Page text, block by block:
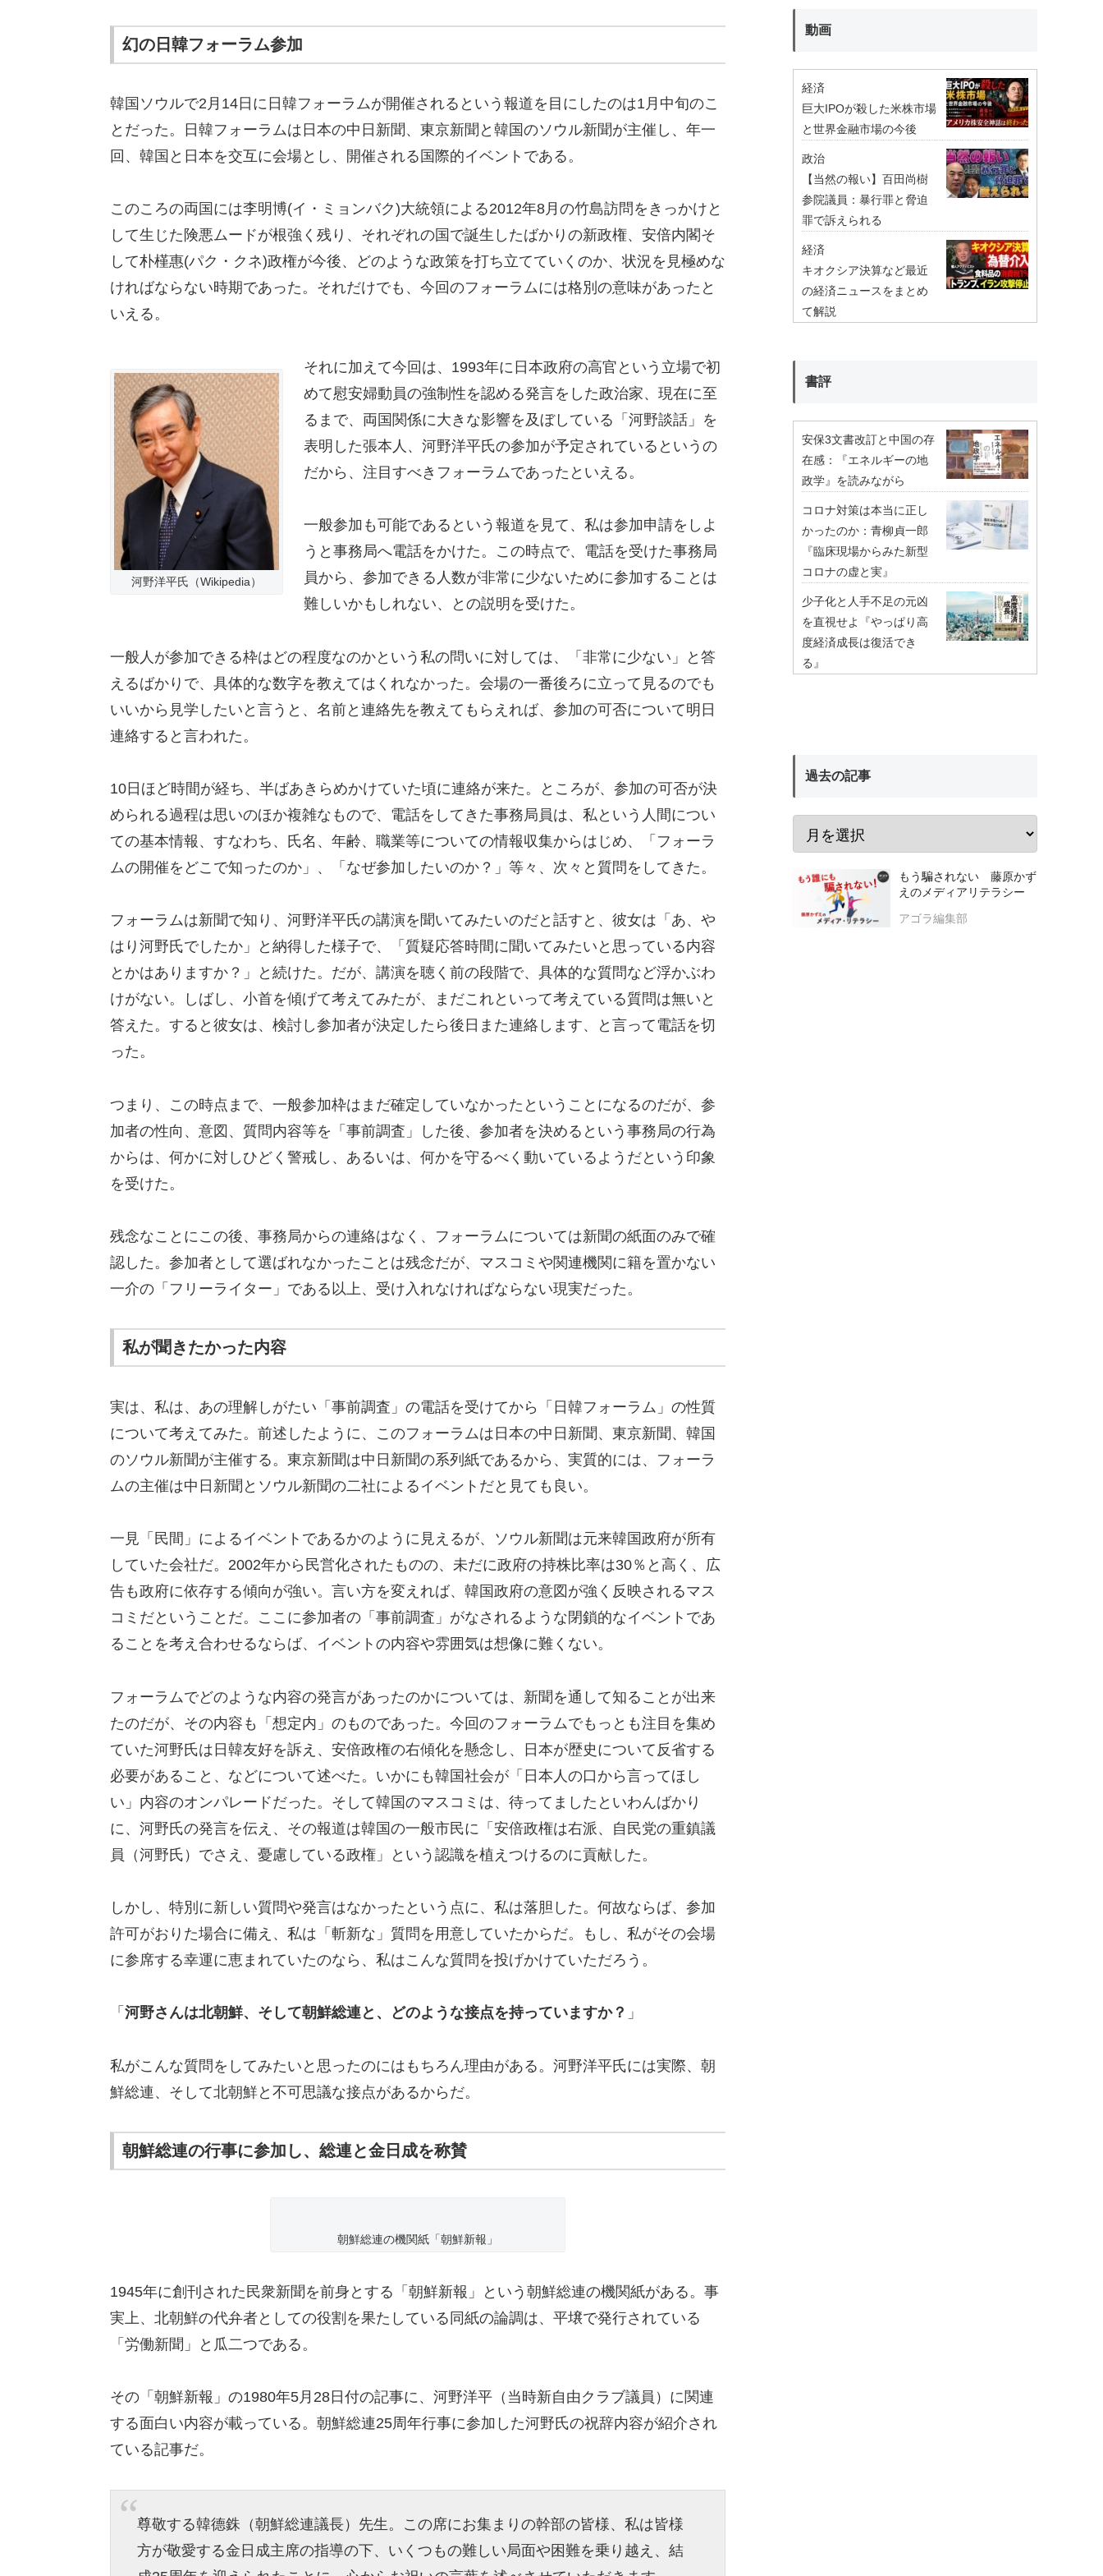
幻の日韓フォーラム参加
韓国ソウルで2月14日に日韓フォーラムが開催されるという報道を目にしたのは1月中旬のこ
とだった。日韓フォーラムは日本の中日新聞、東京新聞と韓国のソウル新聞が主催し、年一
回、韓国と日本を交互に会場とし、開催される国際的イベントである。
このころの両国には李明博(イ・ミョンバク)大統領による2012年8月の竹島訪問をきっかけと
して生じた険悪ムードが根強く残り、それぞれの国で誕生したばかりの新政権、安倍内閣そ
して朴槿惠(パク・クネ)政権が今後、どのような政策を打ち立てていくのか、状況を見極めな
ければならない時期であった。それだけでも、今回のフォーラムには格別の意味があったと
いえる。
河野洋平氏（Wikipedia）
それに加えて今回は、1993年に日本政府の高官という立場で初
めて慰安婦動員の強制性を認める発言をした政治家、現在に至
るまで、両国関係に大きな影響を及ぼしている「河野談話」を
表明した張本人、河野洋平氏の参加が予定されているというの
だから、注目すべきフォーラムであったといえる。
一般参加も可能であるという報道を見て、私は参加申請をしよ
うと事務局へ電話をかけた。この時点で、電話を受けた事務局
員から、参加できる人数が非常に少ないために参加することは
難しいかもしれない、との説明を受けた。
一般人が参加できる枠はどの程度なのかという私の問いに対しては、「非常に少ない」と答
えるばかりで、具体的な数字を教えてはくれなかった。会場の一番後ろに立って見るのでも
いいから見学したいと言うと、名前と連絡先を教えてもらえれば、参加の可否について明日
連絡すると言われた。
10日ほど時間が経ち、半ばあきらめかけていた頃に連絡が来た。ところが、参加の可否が決
められる過程は思いのほか複雑なもので、電話をしてきた事務局員は、私という人間につい
ての基本情報、すなわち、氏名、年齢、職業等についての情報収集からはじめ、「フォーラ
ムの開催をどこで知ったのか」、「なぜ参加したいのか？」等々、次々と質問をしてきた。
フォーラムは新聞で知り、河野洋平氏の講演を聞いてみたいのだと話すと、彼女は「あ、や
はり河野氏でしたか」と納得した様子で、「質疑応答時間に聞いてみたいと思っている内容
とかはありますか？」と続けた。だが、講演を聴く前の段階で、具体的な質問など浮かぶわ
けがない。しばし、小首を傾げて考えてみたが、まだこれといって考えている質問は無いと
答えた。すると彼女は、検討し参加者が決定したら後日また連絡します、と言って電話を切
った。
つまり、この時点まで、一般参加枠はまだ確定していなかったということになるのだが、参
加者の性向、意図、質問内容等を「事前調査」した後、参加者を決めるという事務局の行為
からは、何かに対しひどく警戒し、あるいは、何かを守るべく動いているようだという印象
を受けた。
残念なことにこの後、事務局からの連絡はなく、フォーラムについては新聞の紙面のみで確
認した。参加者として選ばれなかったことは残念だが、マスコミや関連機関に籍を置かない
一介の「フリーライター」である以上、受け入れなければならない現実だった。
私が聞きたかった内容
実は、私は、あの理解しがたい「事前調査」の電話を受けてから「日韓フォーラム」の性質
について考えてみた。前述したように、このフォーラムは日本の中日新聞、東京新聞、韓国
のソウル新聞が主催する。東京新聞は中日新聞の系列紙であるから、実質的には、フォーラ
ムの主催は中日新聞とソウル新聞の二社によるイベントだと見ても良い。
一見「民間」によるイベントであるかのように見えるが、ソウル新聞は元来韓国政府が所有
していた会社だ。2002年から民営化されたものの、未だに政府の持株比率は30％と高く、広
告も政府に依存する傾向が強い。言い方を変えれば、韓国政府の意図が強く反映されるマス
コミだということだ。ここに参加者の「事前調査」がなされるような閉鎖的なイベントであ
ることを考え合わせるならば、イベントの内容や雰囲気は想像に難くない。
フォーラムでどのような内容の発言があったのかについては、新聞を通して知ることが出来
たのだが、その内容も「想定内」のものであった。今回のフォーラムでもっとも注目を集め
ていた河野氏は日韓友好を訴え、安倍政権の右傾化を懸念し、日本が歴史について反省する
必要があること、などについて述べた。いかにも韓国社会が「日本人の口から言ってほし
い」内容のオンパレードだった。そして韓国のマスコミは、待ってましたといわんばかり
に、河野氏の発言を伝え、その報道は韓国の一般市民に「安倍政権は右派、自民党の重鎮議
員（河野氏）でさえ、憂慮している政権」という認識を植えつけるのに貢献した。
しかし、特別に新しい質問や発言はなかったという点に、私は落胆した。何故ならば、参加
許可がおりた場合に備え、私は「斬新な」質問を用意していたからだ。もし、私がその会場
に参席する幸運に恵まれていたのなら、私はこんな質問を投げかけていただろう。
「 河野さんは北朝鮮、そして朝鮮総連と、どのような接点を持っていますか？ 」
私がこんな質問をしてみたいと思ったのにはもちろん理由がある。河野洋平氏には実際、朝
鮮総連、そして北朝鮮と不可思議な接点があるからだ。
朝鮮総連の行事に参加し、総連と金日成を称賛
朝鮮総連の機関紙「朝鮮新報」
1945年に創刊された民衆新聞を前身とする「朝鮮新報」という朝鮮総連の機関紙がある。事
実上、北朝鮮の代弁者としての役割を果たしている同紙の論調は、平壌で発行されている
「労働新聞」と瓜二つである。
その「朝鮮新報」の1980年5月28日付の記事に、河野洋平（当時新自由クラブ議員）に関連
する面白い内容が載っている。朝鮮総連25周年行事に参加した河野氏の祝辞内容が紹介され
ている記事だ。
尊敬する韓德銖（朝鮮総連議長）先生。この席にお集まりの幹部の皆様、私は皆様
方が敬愛する金日成主席の指導の下、いくつもの難しい局面や困難を乗り越え、結
動画
経済
巨大IPOが殺した米株市場
と世界金融市場の今後
政治
【当然の報い】百田尚樹
参院議員：暴行罪と脅迫
罪で訴えられる
経済
キオクシア決算など最近
の経済ニュースをまとめ
て解説
書評
安保3文書改訂と中国の存
在感：『エネルギーの地
政学』を読みながら
コロナ対策は本当に正し
かったのか：青柳貞一郎
『臨床現場からみた新型
コロナの虚と実』
少子化と人手不足の元凶
を直視せよ『やっぱり高
度経済成長は復活でき
る』
過去の記事
もう騙されない 藤原かず
えのメディアリテラシー
アゴラ編集部